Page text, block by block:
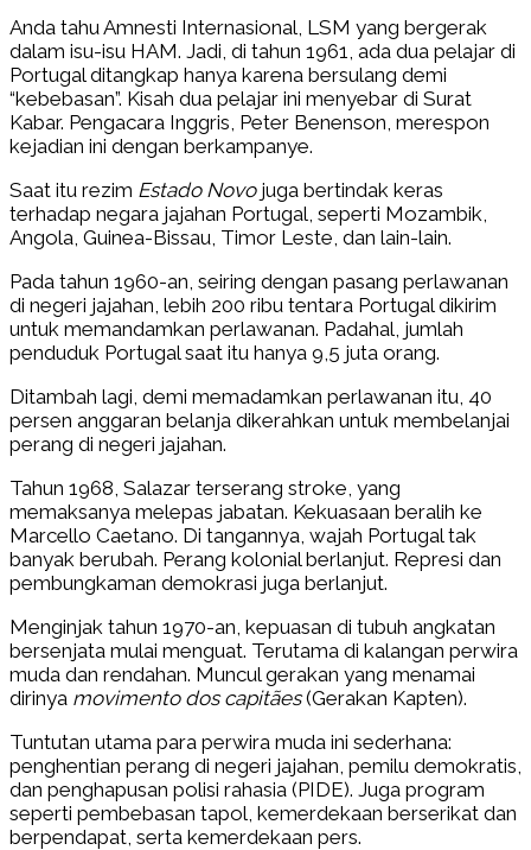
Anda tahu Amnesti Internasional, LSM yang bergerak
dalam isu-isu HAM. Jadi, di tahun 1961, ada dua pelajar di
Portugal ditangkap hanya karena bersulang demi
“kebebasan”. Kisah dua pelajar ini menyebar di Surat
Kabar. Pengacara Inggris, Peter Benenson, merespon
kejadian ini dengan berkampanye.
Saat itu rezim Estado Novojuga bertindak keras
terhadap negara jajahan Portugal, seperti Mozambik,
Angola, Guinea-Bissau, Timor Leste, dan lain-lain.
Pada tahun 1960-an, seiring dengan pasang perlawanan
di negeri jajahan, lebih 200 ribu tentara Portugal dikirim
untuk memandamkan perlawanan. Padahal, jumlah
penduduk Portugal saat itu hanya 9,5 juta orang.
Ditambah lagi, demi memadamkan perlawanan itu, 40
persen anggaran belanja dikerahkan untuk membelanjai
perang di negeri jajahan.
Tahun 1968, Salazar terserang stroke, yang
memaksanya melepas jabatan. Kekuasaan beralih ke
Marcello Caetano. Di tangannya, wajah Portugal tak
banyak berubah. Perang kolonial berlanjut. Represi dan
pembungkaman demokrasi juga berlanjut.
Menginjak tahun 1970-an, kepuasan di tubuh angkatan
bersenjata mulai menguat. Terutama di kalangan perwira
muda dan rendahan. Muncul gerakan yang menamai
dirinya movimento dos capitães(Gerakan Kapten).
Tuntutan utama para perwira muda ini sederhana:
penghentian perang di negeri jajahan, pemilu demokratis,
dan penghapusan polisi rahasia (PIDE). Juga program
seperti pembebasan tapol, kemerdekaan berserikat dan
berpendapat, serta kemerdekaan pers.